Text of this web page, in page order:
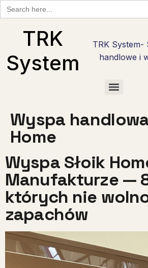
Search
for:
TRK
System
TRK System-
handlowe i
Wyspa
Home
Wyspa Słoik
Manufakturze —
których nie
zapachów